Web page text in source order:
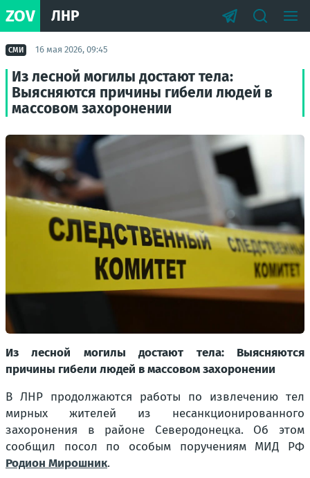
ZOV ЛНР
СМИ 16 мая 2026, 09:45
Из лесной могилы достают тела:
Выясняются причины гибели людей в
массовом захоронении
Из лесной могилы достают тела: Выясняются
причины гибели людей в массовом захоронении
В ЛНР продолжаются работы по извлечению тел
мирных жителей из несанкционированного
захоронения в районе Северодонецка. Об этом
сообщил посол по особым поручениям МИД РФ
Родион Мирошник.